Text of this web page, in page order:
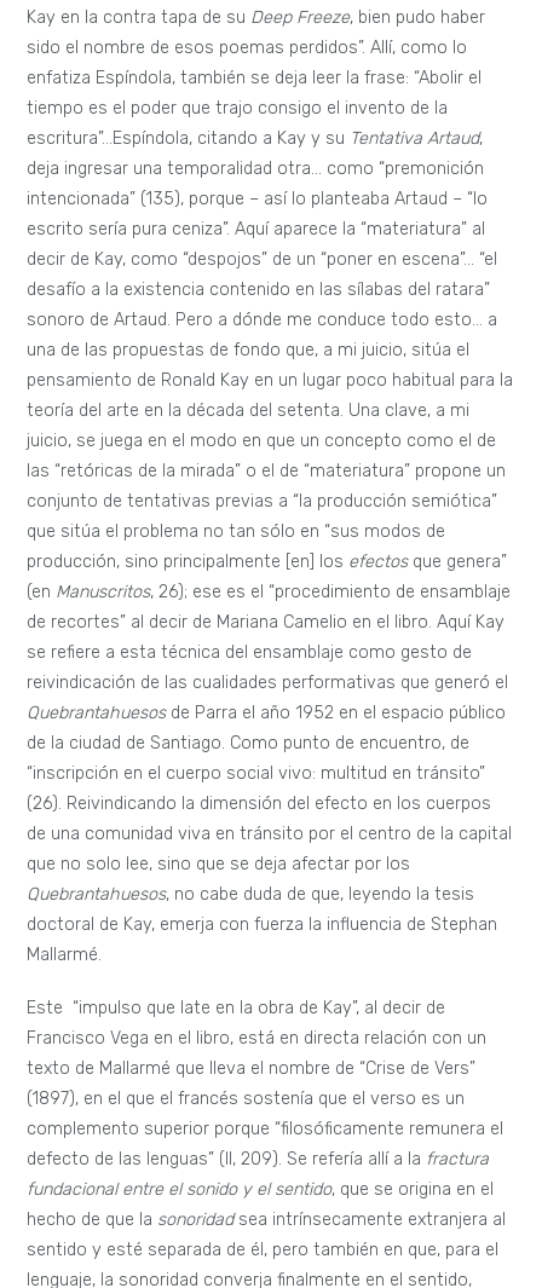
Kay en la contra tapa de su Deep Freeze, bien pudo haber
sido el nombre de esos poemas perdidos”. Allí, como lo
enfatiza Espíndola, también se deja leer la frase: “Abolir el
tiempo es el poder que trajo consigo el invento de la
escritura”…Espíndola, citando a Kay y su Tentativa Artaud,
deja ingresar una temporalidad otra… como “premonición
intencionada” (135), porque – así lo planteaba Artaud – “lo
escrito sería pura ceniza”. Aquí aparece la “materiatura” al
decir de Kay, como “despojos” de un “poner en escena”… “el
desafío a la existencia contenido en las sílabas del ratara”
sonoro de Artaud. Pero a dónde me conduce todo esto… a
una de las propuestas de fondo que, a mi juicio, sitúa el
pensamiento de Ronald Kay en un lugar poco habitual para la
teoría del arte en la década del setenta. Una clave, a mi
juicio, se juega en el modo en que un concepto como el de
las “retóricas de la mirada” o el de “materiatura” propone un
conjunto de tentativas previas a “la producción semiótica”
que sitúa el problema no tan sólo en “sus modos de
producción, sino principalmente [en] los efectosque genera”
(en Manuscritos, 26); ese es el “procedimiento de ensamblaje
de recortes” al decir de Mariana Camelio en el libro. Aquí Kay
se refiere a esta técnica del ensamblaje como gesto de
reivindicación de las cualidades performativas que generó el
Quebrantahuesosde Parra el año 1952 en el espacio público
de la ciudad de Santiago. Como punto de encuentro, de
“inscripción en el cuerpo social vivo: multitud en tránsito”
(26). Reivindicando la dimensión del efecto en los cuerpos
de una comunidad viva en tránsito por el centro de la capital
que no solo lee, sino que se deja afectar por los
Quebrantahuesos, no cabe duda de que, leyendo la tesis
doctoral de Kay, emerja con fuerza la influencia de Stephan
Mallarmé.
Este “impulso que late en la obra de Kay”, al decir de
Francisco Vega en el libro, está en directa relación con un
texto de Mallarmé que lleva el nombre de “Crise de Vers”
(1897), en el que el francés sostenía que el verso es un
complemento superior porque “filosóficamente remunera el
defecto de las lenguas” (II, 209). Se refería allí a la fractura
fundacional entre el sonido y el sentido, que se origina en el
hecho de que la sonoridadsea intrínsecamente extranjera al
sentido y esté separada de él, pero también en que, para el
lenguaje, la sonoridad converja finalmente en el sentido,